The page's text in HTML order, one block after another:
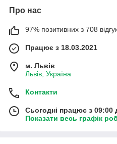
Про нас
97% позитивних з 708
Працює з 18.03.2021
м. Львів
Львів, Україна
Контакти
Сьогодні працює з 09:00
Показати весь графік